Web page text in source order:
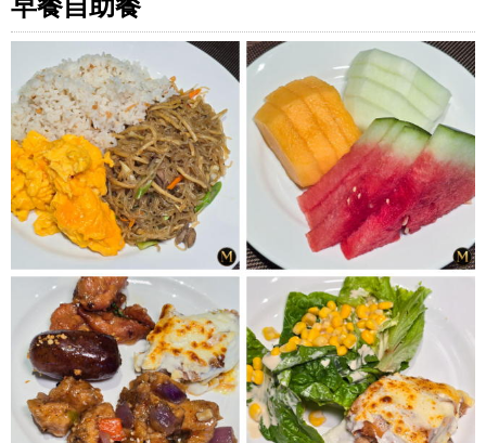
早餐自助餐